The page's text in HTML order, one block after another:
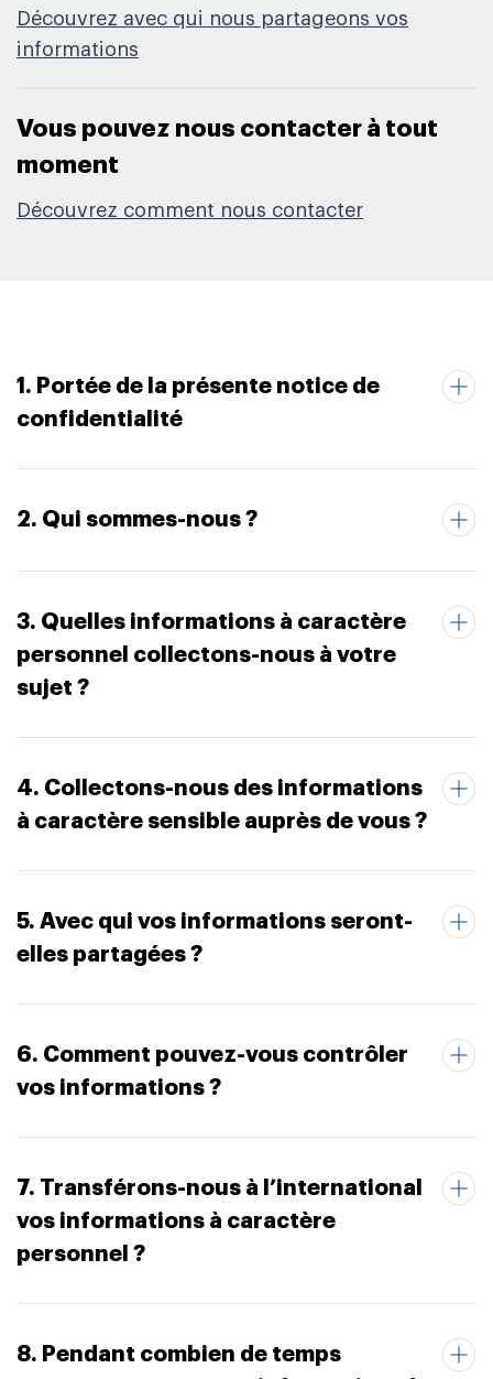
Découvrez avec qui nous partageons vos
informations
Vous pouvez nous contacter à tout
moment​
Découvrez comment nous contacter
1. Portée de la présente notice de
confidentialité
2. Qui sommes-nous ?
3. Quelles informations à caractère
personnel collectons-nous à votre
sujet ?
4. Collectons-nous des informations
à caractère sensible auprès de vous ?
5. Avec qui vos informations seront-
elles partagées ?
6. Comment pouvez-vous contrôler
vos informations ?
7. Transférons-nous à l’international
vos informations à caractère
personnel ?
8. Pendant combien de temps